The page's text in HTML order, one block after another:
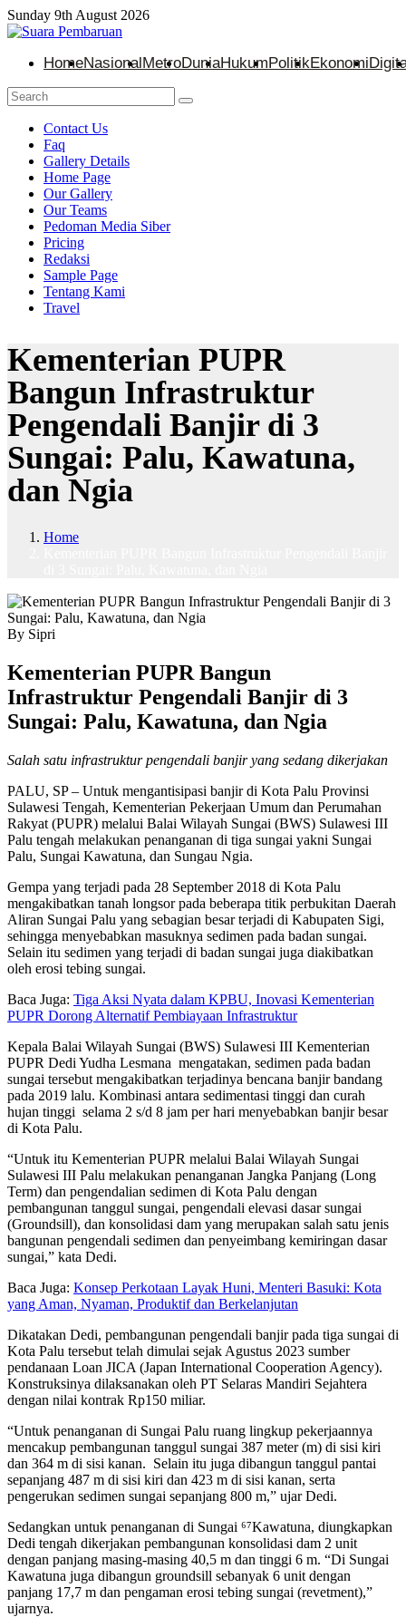
Sunday 9th August 2026
HomeNasionalMetroDuniaHukumPolitikEkonomi
Contact Us
Faq
Gallery Details
Home Page
Our Gallery
Our Teams
Pedoman Media Siber
Pricing
Redaksi
Sample Page
Tentang Kami
Travel
Kementerian PUPR
Bangun Infrastruktur
Pengendali Banjir di 3
Sungai: Palu, Kawatuna,
dan Ngia
Home
By Sipri
Kementerian PUPR Bangun
Infrastruktur Pengendali Banjir di 3
Sungai: Palu, Kawatuna, dan Ngia
Salah satu infrastruktur pengendali banjir yang sedang dikerjakan
PALU, SP – Untuk mengantisipasi banjir di Kota Palu Provinsi
Sulawesi Tengah, Kementerian Pekerjaan Umum dan Perumahan
Rakyat (PUPR) melalui Balai Wilayah Sungai (BWS) Sulawesi III
Palu tengah melakukan penanganan di tiga sungai yakni Sungai
Palu, Sungai Kawatuna, dan Sungau Ngia.
Gempa yang terjadi pada 28 September 2018 di Kota Palu
mengakibatkan tanah longsor pada beberapa titik perbukitan Daerah
Aliran Sungai Palu yang sebagian besar terjadi di Kabupaten Sigi,
sehingga menyebabkan masuknya sedimen pada badan sungai.
Selain itu sedimen yang terjadi di badan sungai juga diakibatkan
oleh erosi tebing sungai.
Baca Juga: Tiga Aksi Nyata dalam KPBU, Inovasi Kementerian
PUPR Dorong Alternatif Pembiayaan Infrastruktur
Kepala Balai Wilayah Sungai (BWS) Sulawesi III Kementerian
PUPR Dedi Yudha Lesmana mengatakan, sedimen pada badan
sungai tersebut mengakibatkan terjadinya bencana banjir bandang
pada 2019 lalu. Kombinasi antara sedimentasi tinggi dan curah
hujan tinggi selama 2 s/d 8 jam per hari menyebabkan banjir besar
di Kota Palu.
“Untuk itu Kementerian PUPR melalui Balai Wilayah Sungai
Sulawesi III Palu melakukan penanganan Jangka Panjang (Long
Term) dan pengendalian sedimen di Kota Palu dengan
pembangunan tanggul sungai, pengendali elevasi dasar sungai
(Groundsill), dan konsolidasi dam yang merupakan salah satu jenis
bangunan pengendali sedimen dan penyeimbang kemiringan dasar
sungai,” kata Dedi.
Baca Juga: Konsep Perkotaan Layak Huni, Menteri Basuki: Kota
yang Aman, Nyaman, Produktif dan Berkelanjutan
Dikatakan Dedi, pembangunan pengendali banjir pada tiga sungai di
Kota Palu tersebut telah dimulai sejak Agustus 2023 sumber
pendanaan Loan JICA (Japan International Cooperation Agency).
Konstruksinya dilaksanakan oleh PT Selaras Mandiri Sejahtera
dengan nilai kontrak Rp150 miliar.
“Untuk penanganan di Sungai Palu ruang lingkup pekerjaannya
mencakup pembangunan tanggul sungai 387 meter (m) di sisi kiri
dan 364 m di sisi kanan. Selain itu juga dibangun tanggul pantai
sepanjang 487 m di sisi kiri dan 423 m di sisi kanan, serta
pengerukan sedimen sungai sepanjang 800 m,” ujar Dedi.
Sedangkan untuk penanganan di Sungai ⁶⁷Kawatuna, diungkapkan
Dedi tengah dikerjakan pembangunan konsolidasi dam 2 unit
dengan panjang masing-masing 40,5 m dan tinggi 6 m. “Di Sungai
Kawatuna juga dibangun groundsill sebanyak 6 unit dengan
panjang 17,7 m dan pengaman erosi tebing sungai (revetment),”
ujarnya.